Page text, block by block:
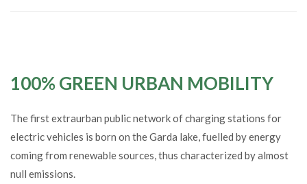
100% GREEN URBAN MOBILITY
The first extraurban public network of charging stations for
electric vehicles is born on the Garda lake, fuelled by energy
coming from renewable sources, thus characterized by almost
null emissions.